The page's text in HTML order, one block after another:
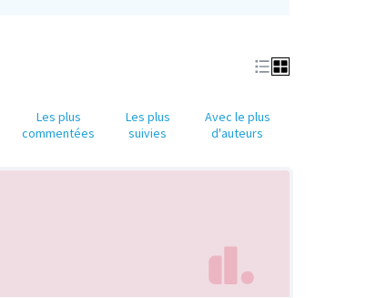
Les plus
commentées
Les plus
suivies
Avec le plus
d'auteurs